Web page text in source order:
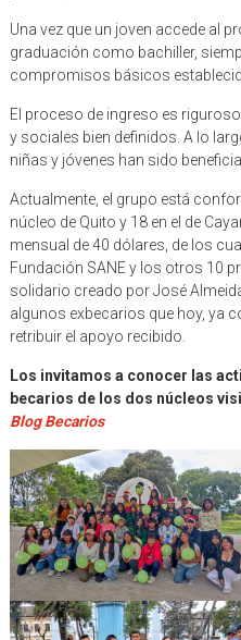
Una vez que un joven accede al
graduación como bachiller,
compromisos básicos
El proceso de ingreso es
y sociales bien definidos. A lo
niñas y jóvenes han sido
Actualmente, el grupo está
núcleo de Quito y 18 en el de
mensual de 40 dólares, de los
Fundación SANE y los otros 10
solidario creado por José
algunos exbecarios que hoy, ya
retribuir el apoyo recibido.
Los invitamos a conocer las
becarios de los dos núcleos
Blog Becarios